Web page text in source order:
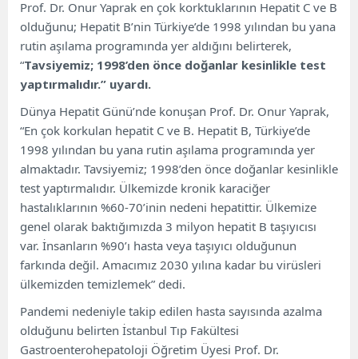
Prof. Dr. Onur Yaprak en çok korktuklarının Hepatit C ve B
olduğunu; Hepatit B’nin Türkiye’de 1998 yılından bu yana
rutin aşılama programında yer aldığını belirterek,
“Tavsiyemiz; 1998’den önce doğanlar kesinlikle test
yaptırmalıdır.” uyardı.
Dünya Hepatit Günü’nde konuşan Prof. Dr. Onur Yaprak,
“En çok korkulan hepatit C ve B. Hepatit B, Türkiye’de
1998 yılından bu yana rutin aşılama programında yer
almaktadır. Tavsiyemiz; 1998’den önce doğanlar kesinlikle
test yaptırmalıdır. Ülkemizde kronik karaciğer
hastalıklarının %60-70’inin nedeni hepatittir. Ülkemize
genel olarak baktığımızda 3 milyon hepatit B taşıyıcısı
var. İnsanların %90’ı hasta veya taşıyıcı olduğunun
farkında değil. Amacımız 2030 yılına kadar bu virüsleri
ülkemizden temizlemek” dedi.
Pandemi nedeniyle takip edilen hasta sayısında azalma
olduğunu belirten İstanbul Tıp Fakültesi
Gastroenterohepatoloji Öğretim Üyesi Prof. Dr.